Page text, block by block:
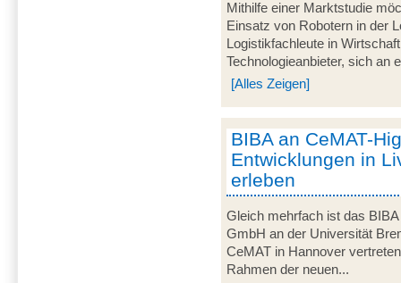
Mithilfe einer Marktstudie
Einsatz von Robotern in der
Logistikfachleute in
Technologieanbieter, sich an
[Alles Zeigen]
BIBA an CeMAT-
Entwicklungen in
erleben
Gleich mehrfach ist das
GmbH an der Universität
CeMAT in Hannover
Rahmen der neuen...